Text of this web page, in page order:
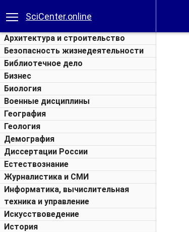
SciCenter.online
Архитектура и строительство
Безопасность жизнедеятельности
Библиотечное дело
Бизнес
Биология
Военные дисциплины
География
Геология
Демография
Диссертации России
Естествознание
Журналистика и СМИ
Информатика, вычислительная
техника и управление
Искусствоведение
История